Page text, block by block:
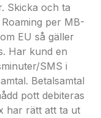
Skicka och ta
per MB-
EU så gäller
Har kund en
SMS i
Betalsamtal
pott debiteras
har rätt att ta ut